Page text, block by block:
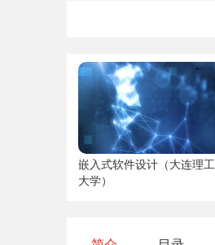
嵌入式软件设计（大连理工
大学）